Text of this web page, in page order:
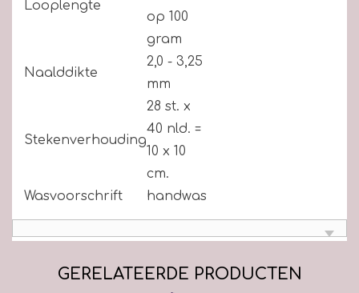
Looplengte
op 100
gram
Naalddikte
2,0 - 3,25
mm
Stekenverhouding
28 st. x
40 nld. =
10 x 10
cm.
Wasvoorschrift
handwas
GERELATEERDE PRODUCTEN